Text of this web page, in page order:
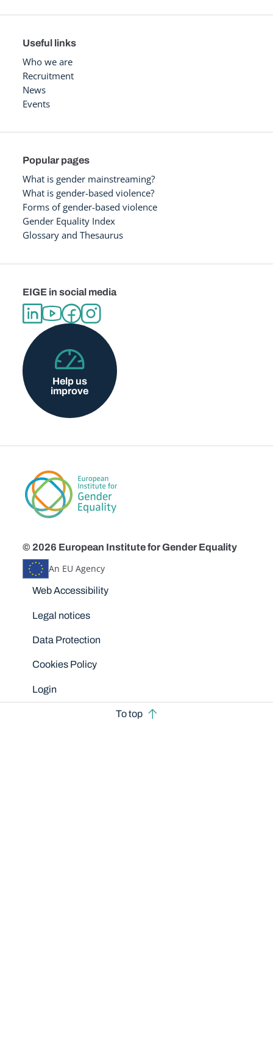
Useful links
Who we are
Recruitment
News
Events
Popular pages
What is gender mainstreaming?
What is gender-based violence?
Forms of gender-based violence
Gender Equality Index
Glossary and Thesaurus
EIGE in social media
Help us
improve
© 2026 European Institute for Gender Equality
An EU Agency
Disclaimers
Web Accessibility
Legal notices
Data Protection
Cookies Policy
Login
To top